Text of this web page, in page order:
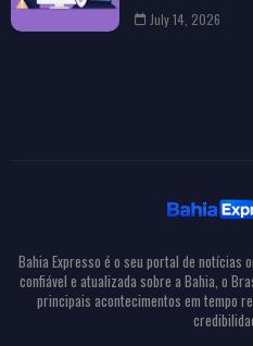
July 14, 2026
Bahia Expresso é o seu portal de notícias
confiável e atualizada sobre a Bahia, o
principais acontecimentos em tempo